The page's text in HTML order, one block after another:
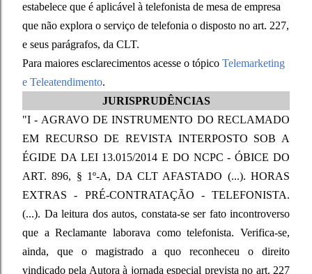
estabelece que é aplicável à telefonista de mesa de empresa
que não explora o serviço de telefonia o disposto no art. 227,
e seus parágrafos, da CLT.
Para maiores esclarecimentos acesse o tópico Telemarketing
e Teleatendimento.
JURISPRUDÊNCIAS
"I - AGRAVO DE INSTRUMENTO DO RECLAMADO
EM RECURSO DE REVISTA INTERPOSTO SOB A
ÉGIDE DA LEI 13.015/2014 E DO NCPC - ÓBICE DO
ART. 896, § 1º-A, DA CLT AFASTADO (...). HORAS
EXTRAS - PRÉ-CONTRATAÇÃO - TELEFONISTA.
(...). Da leitura dos autos, constata-se ser fato incontroverso
que a Reclamante laborava como telefonista. Verifica-se,
ainda, que o magistrado a quo reconheceu o direito
vindicado pela Autora à jornada especial prevista no art. 227